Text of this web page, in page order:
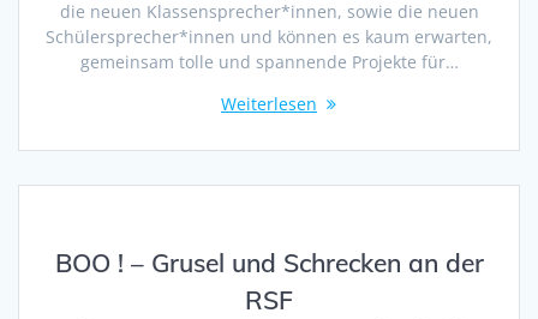
die neuen Klassensprecher*innen, sowie die neuen
Schülersprecher*innen und können es kaum erwarten,
gemeinsam tolle und spannende Projekte für…
Weiterlesen
BOO ! – Grusel und Schrecken an der
RSF